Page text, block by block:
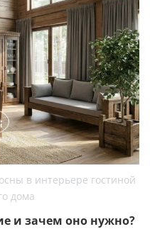
в интерьере гостиной
дома
и зачем оно нужно?